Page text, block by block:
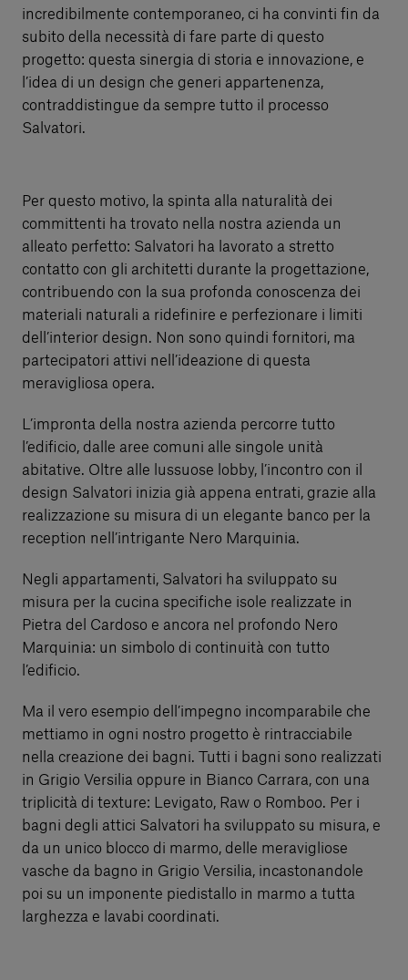
incredibilmente contemporaneo, ci ha convinti fin da
subito della necessità di fare parte di questo
progetto: questa sinergia di storia e innovazione, e
l’idea di un design che generi appartenenza,
contraddistingue da sempre tutto il processo
Salvatori.
Per questo motivo, la spinta alla naturalità dei
committenti ha trovato nella nostra azienda un
alleato perfetto: Salvatori ha lavorato a stretto
contatto con gli architetti durante la progettazione,
contribuendo con la sua profonda conoscenza dei
materiali naturali a ridefinire e perfezionare i limiti
dell’interior design. Non sono quindi fornitori, ma
partecipatori attivi nell’ideazione di questa
meravigliosa opera.
L’impronta della nostra azienda percorre tutto
l’edificio, dalle aree comuni alle singole unità
abitative. Oltre alle lussuose lobby, l’incontro con il
design Salvatori inizia già appena entrati, grazie alla
realizzazione su misura di un elegante banco per la
reception nell’intrigante Nero Marquinia.
Negli appartamenti, Salvatori ha sviluppato su
misura per la cucina specifiche isole realizzate in
Pietra del Cardoso e ancora nel profondo Nero
Marquinia: un simbolo di continuità con tutto
l’edificio.
Ma il vero esempio dell’impegno incomparabile che
mettiamo in ogni nostro progetto è rintracciabile
nella creazione dei bagni. Tutti i bagni sono realizzati
in Grigio Versilia oppure in Bianco Carrara, con una
triplicità di texture: Levigato, Raw o Romboo. Per i
bagni degli attici Salvatori ha sviluppato su misura, e
da un unico blocco di marmo, delle meravigliose
vasche da bagno in Grigio Versilia, incastonandole
poi su un imponente piedistallo in marmo a tutta
larghezza e lavabi coordinati.